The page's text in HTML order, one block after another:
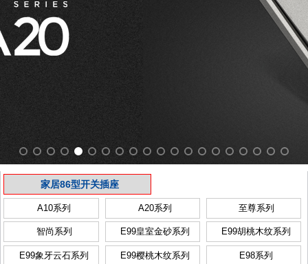
家居86型开关插座
A10系列 A20系列 至尊系列
智尚系列 E99皇室金砂系列 E99胡桃木纹系列
E99象牙云石系列 E99樱桃木纹系列 E98系列